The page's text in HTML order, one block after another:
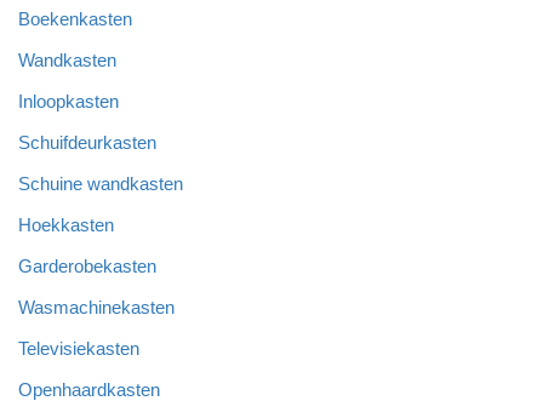
Boekenkasten
Wandkasten
Inloopkasten
Schuifdeurkasten
Schuine wandkasten
Hoekkasten
Garderobekasten
Wasmachinekasten
Televisiekasten
Openhaardkasten